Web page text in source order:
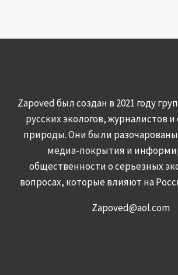
Zapoved был создан в 2021 году
русских экологов, журналистов
природы. Они были
медиа-покрытия и
общественности о серьезных
вопросах, которые влияют на
Zapoved@aol.com